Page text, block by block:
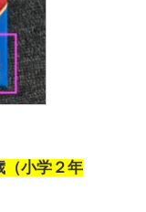
（小学２年